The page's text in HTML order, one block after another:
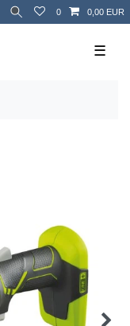
0 0,00 EUR
☰